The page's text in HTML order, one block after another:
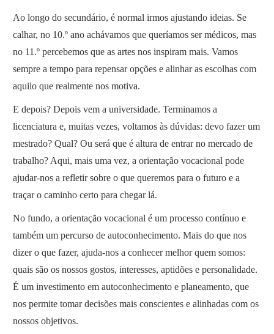
Ao longo do secundário, é normal irmos ajustando ideias. Se
calhar, no 10.º ano achávamos que queríamos ser médicos, mas
no 11.º percebemos que as artes nos inspiram mais. Vamos
sempre a tempo para repensar opções e alinhar as escolhas com
aquilo que realmente nos motiva.
E depois? Depois vem a universidade. Terminamos a
licenciatura e, muitas vezes, voltamos às dúvidas: devo fazer um
mestrado? Qual? Ou será que é altura de entrar no mercado de
trabalho? Aqui, mais uma vez, a orientação vocacional pode
ajudar-nos a refletir sobre o que queremos para o futuro e a
traçar o caminho certo para chegar lá.
No fundo, a orientação vocacional é um processo contínuo e
também um percurso de autoconhecimento. Mais do que nos
dizer o que fazer, ajuda-nos a conhecer melhor quem somos:
quais são os nossos gostos, interesses, aptidões e personalidade.
É um investimento em autoconhecimento e planeamento, que
nos permite tomar decisões mais conscientes e alinhadas com os
nossos objetivos.